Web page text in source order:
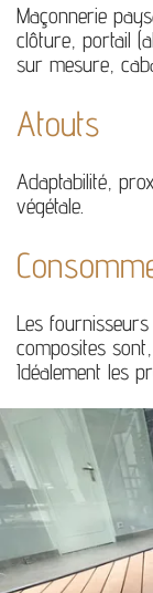
Maçonnerie
clôture, portail
sur mesure,
Atouts
Adaptabilité,
végétale.
Les
composites
Idéalement les